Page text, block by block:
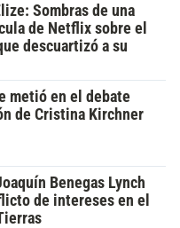
Sombras de una
de Netflix sobre el
descuartizó a su
metió en el debate
de Cristina Kirchner
Benegas Lynch
de intereses en el